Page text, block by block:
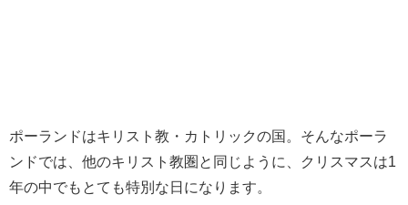
ポーランドはキリスト教・カトリックの国。そんなポーラ
ンドでは、他のキリスト教圏と同じように、クリスマスは1
年の中でもとても特別な日になります。